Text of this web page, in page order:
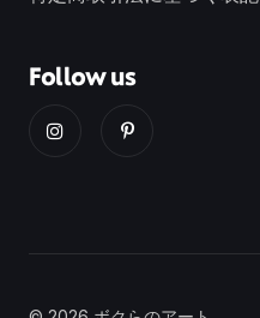
Follow us